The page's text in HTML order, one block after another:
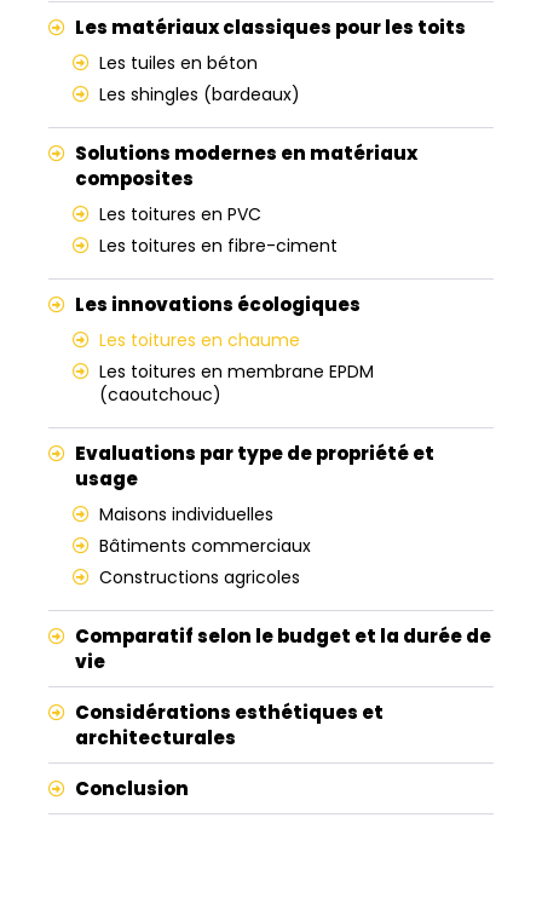
Les matériaux classiques pour les toits
Les tuiles en béton
Les shingles (bardeaux)
Solutions modernes en matériaux
composites
Les toitures en PVC
Les toitures en fibre-ciment
Les innovations écologiques
Les toitures en chaume
Les toitures en membrane EPDM
(caoutchouc)
Evaluations par type de propriété et
usage
Maisons individuelles
Bâtiments commerciaux
Constructions agricoles
Comparatif selon le budget et la durée de
vie
Considérations esthétiques et
architecturales
Conclusion